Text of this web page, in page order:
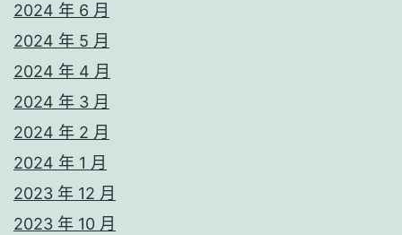
2024 年 6 月
2024 年 5 月
2024 年 4 月
2024 年 3 月
2024 年 2 月
2024 年 1 月
2023 年 12 月
2023 年 10 月